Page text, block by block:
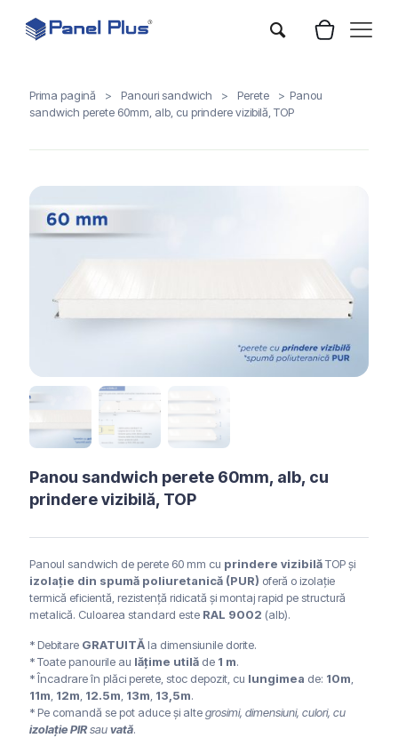
Prima pagină > Panouri sandwich > Perete > Panou
sandwich perete 60mm, alb, cu prindere vizibilă, TOP
Panou sandwich perete 60mm, alb, cu
prindere vizibilă, TOP
Panoul sandwich de perete 60 mm cu prindere vizibilăTOP și
izolație din spumă poliuretanică (PUR) oferă o izolație
termică eficientă, rezistență ridicată și montaj rapid pe structură
metalică. Culoarea standard este RAL 9002 (alb).
* Debitare GRATUITĂ la dimensiunile dorite.
* Toate panourile au lățime utilă de 1 m.
* Încadrare în plăci perete, stoc depozit, cu lungimea de: 10m,
11m, 12m, 12.5m, 13m, 13,5m.
* Pe comandă se pot aduce și altegrosimi, dimensiuni, culori, cu
izolație PIRsauvată.